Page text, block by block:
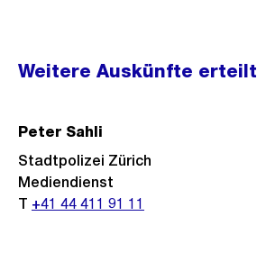
Weitere
Informationen
Weitere Auskünfte erteilt
Peter Sahli
Stadtpolizei Zürich
Mediendienst
T +41 44 411 91 11